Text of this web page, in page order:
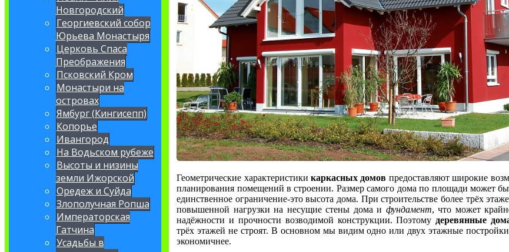
Новгородский
Георгиевский собор
Юрьева Монастыря
Церковь Спаса
Преображения
Псковский Кром
Монастыри на
островах
Ямбург (Кингисепп)
Копорье
Ивангород
На Водьском рубеже
Высоты и низины
земли Ижорской
Оредеж и Суйда
Злополучная Ропша
Императорская
Гатчина
Усадьбы в
Геометрические характеристикикаркасных домов предоставляют широкие
планирования помещений в строении. Размер самого дома по площади может
единственное ограничение-это высота дома. При строительстве более трёх
повышенной нагрузки на несущие стены дома и фундамент, что может
надёжности и прочности возводимой конструкции. Поэтому деревянные
трёх этажей не строят. В основном мы видим одно или двух этажные
экономичнее.